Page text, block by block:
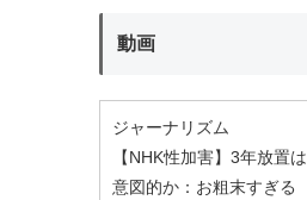
動画
ジャーナリズム
【NHK性加害】3年放置は
意図的か：お粗末すぎる